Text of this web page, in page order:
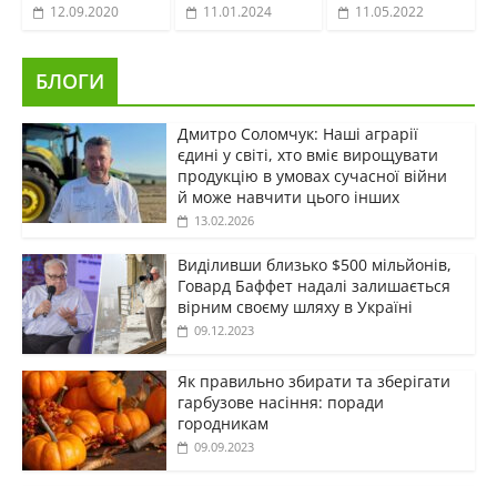
12.09.2020 11.01.2024 11.05.2022
БЛОГИ
Дмитро Соломчук: Наші аграрії
єдині у світі, хто вміє вирощувати
продукцію в умовах сучасної війни
й може навчити цього інших
13.02.2026
Виділивши близько $500 мільйонів,
Говард Баффет надалі залишається
вірним своєму шляху в Україні
09.12.2023
Як правильно збирати та зберігати
гарбузове насіння: поради
городникам
09.09.2023